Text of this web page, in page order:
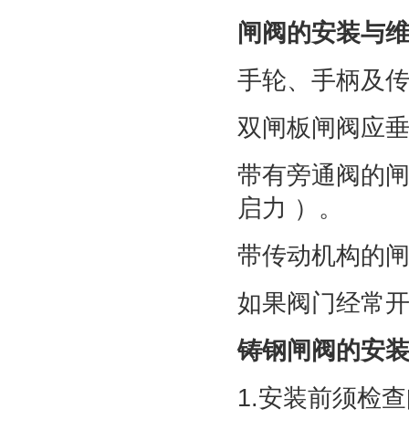
闸阀的安装与
手轮、手柄及
双闸板闸阀应
带有旁通阀的
启力 ）。
带传动机构的
如果阀门经常
铸钢闸阀的安
1.安装前须检